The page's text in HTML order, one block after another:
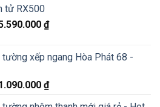
chỉ
200K
tử RX500
₫
tường xếp ngang Hòa Phát 68 -
₫